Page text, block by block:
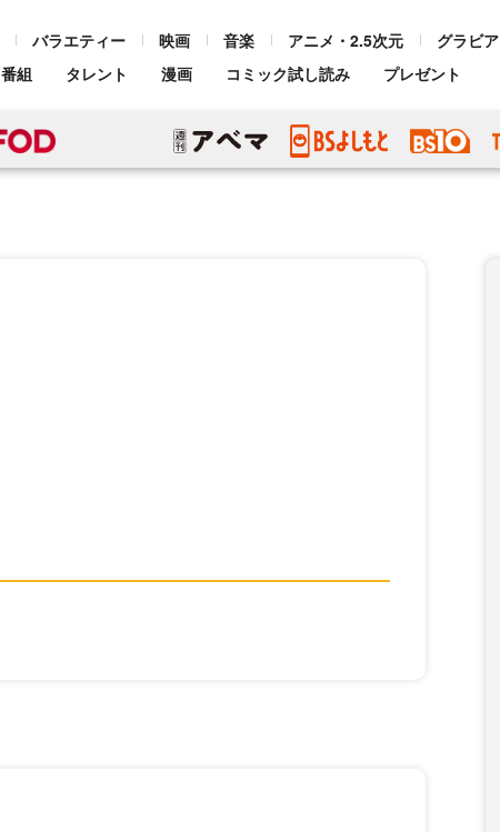
バラエティー 映画 音楽 アニメ・2.5次元 グラビア
番組 タレント 漫画 コミック試し読み プレゼント